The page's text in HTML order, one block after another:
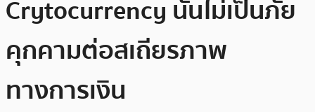
Crytocurrency นั้นไม่เป็นภัย
คุกคามต่อสเถียรภาพ
ทางการเงิน